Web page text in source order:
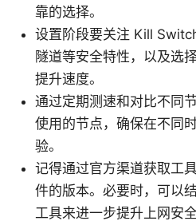
靠的选择。
设置阶段要关注 Kill
隧道等安全特性，以及选
提升速度。
通过定期测速和对比不同
使用的节点，确保在不同
验。
记得通过官方渠道获取工
件的版本。必要时，可以
工具来进一步提升上网安全